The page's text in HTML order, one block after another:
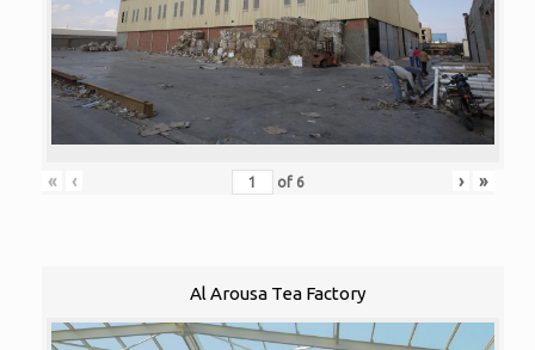
« ‹ of 6 › »
Al Arousa Tea Factory